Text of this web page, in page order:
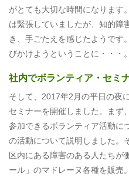
がとても大切な時間になります
は緊張していましたが、知的障
き、手ごたえを感じたようです
びかけようということに・・・。
社内でボランティア・セミ
そして、2017年2月の平日の夜
セミナーを開催しました。まず
参加できるボランティア活動に
の活動について説明しました。
区内にある障害のある人たちが
ール」のマドレーヌ各種を販売